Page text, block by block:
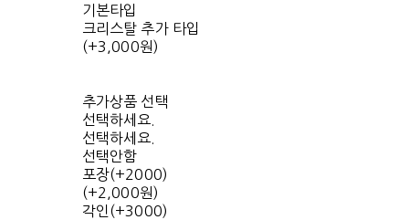
기본타입
크리스탈 추가 타입
(+3,000원)
추가상품 선택
선택하세요.
선택하세요.
선택안함
포장(+2000)
(+2,000원)
각인(+3000)